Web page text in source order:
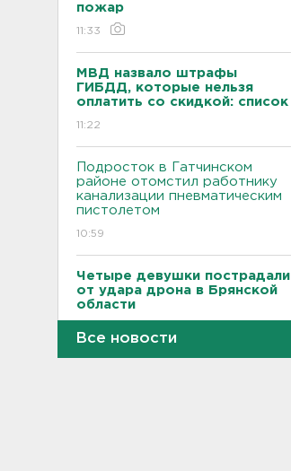
пожар
11:33
МВД назвало штрафы
ГИБДД, которые нельзя
оплатить со скидкой: список
11:22
Подросток в Гатчинском
районе отомстил работнику
канализации пневматическим
пистолетом
10:59
Четыре девушки пострадали
от удара дрона в Брянской
области
Все новости